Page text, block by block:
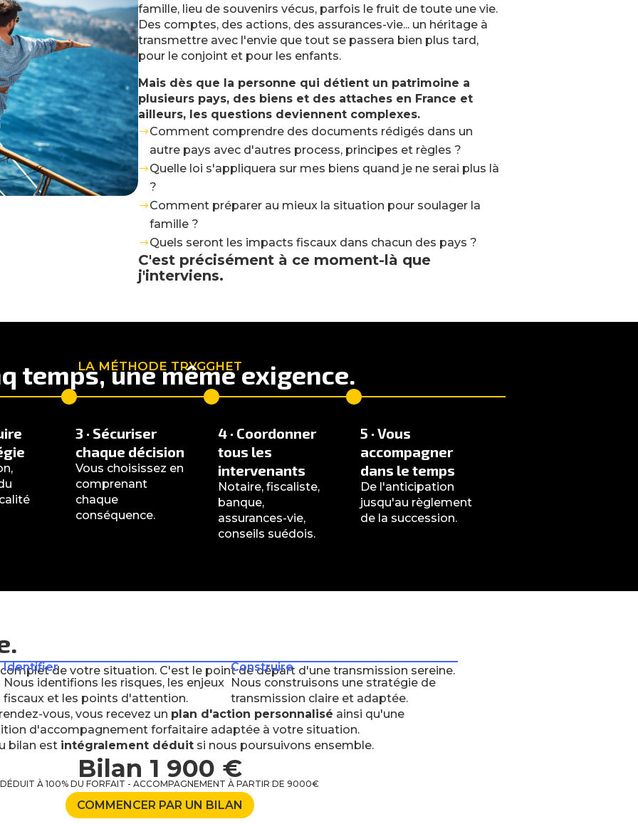
famille, lieu de souvenirs vécus, parfois le fruit de toute une vie.
Des comptes, des actions, des assurances-vie... un héritage à
transmettre avec l'envie que tout se passera bien plus tard,
pour le conjoint et pour les enfants.
Mais dès que la personne qui détient un patrimoine a
plusieurs pays, des biens et des attaches en France et
ailleurs, les questions deviennent complexes.
$Comment comprendre des documents rédigés dans un
autre pays avec d'autres process, principes et règles ?
$Quelle loi s'appliquera sur mes biens quand je ne serai plus là
?
$Comment préparer au mieux la situation pour soulager la
famille ?
$Quels seront les impacts fiscaux dans chacun des pays ?
C'est précisément à ce moment-là que
j'interviens.
LA MÉTHODE TRYGGHET
temps, une même exigence.
3 · Sécuriser
chaque décision
Vous choisissez en
comprenant
chaque
conséquence.
4 · Coordonner
tous les
intervenants
Notaire, fiscaliste,
banque,
assurances-vie,
conseils suédois.
5 · Vous
accompagner
dans le temps
De l'anticipation
jusqu'au règlement
de la succession.
de votre situation. C'est le point de départ d'une transmission sereine.
Identifier
Nous identifions les risques, les enjeux
fiscaux et les points d'attention.
Construire
Nous construisons une stratégie de
transmission claire et adaptée.
vous, vous recevez un plan d'action personnalisé ainsi qu'une
d'accompagnement forfaitaire adaptée à votre situation.
bilan est intégralement déduit si nous poursuivons ensemble.
Bilan 1 900 €
DÉDUIT À 100% DU FORFAIT - ACCOMPAGNEMENT À PARTIR DE 9000€
COMMENCER PAR UN BILAN